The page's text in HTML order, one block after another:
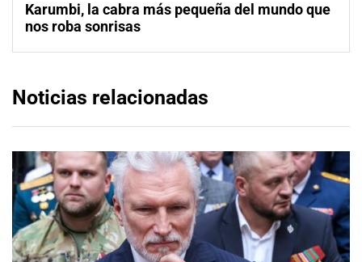
Karumbi, la cabra más pequeña del mundo que
nos roba sonrisas
Noticias relacionadas